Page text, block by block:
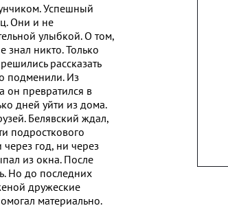
Успешный
Они и не
улыбкой. О том,
никто. Только
рассказать
подменили. Из
он превратился в
дней уйти из дома.
Белявский ждал,
подросткового
год, ни через
из окна. После
Но до последних
дружеские
материально.